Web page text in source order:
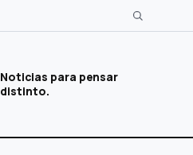
Noticias para pensar
distinto.